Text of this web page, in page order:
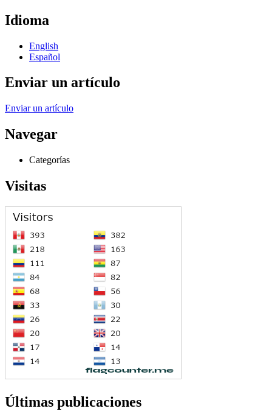
Idioma
English
Español
Enviar un artículo
Enviar un artículo
Navegar
Categorías
Visitas
Últimas publicaciones